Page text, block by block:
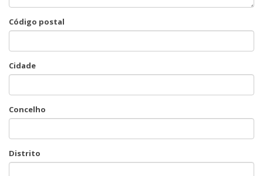
Código postal
Cidade
Concelho
Distrito